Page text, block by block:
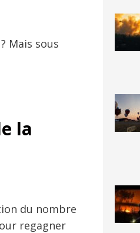
Mais sous
la
du nombre
regagner